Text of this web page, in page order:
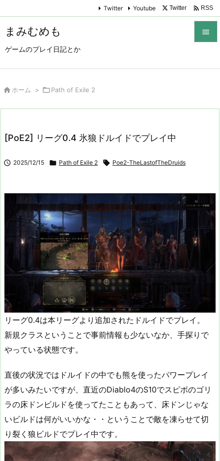
まみむめも
ゲームのプレイ日記とか

Twitter Youtube Twitter  RSS
 ホーム > Path of Exile 2
[PoE2] リーグ0.4 氷狼ドルイドでプレイ中
 2025/12/15  Path of Exile 2  Poe2-TheLastofTheDruids
リーグ0.4は本リーグより追加されたドルイドでプレイ。
新規クラスということで事前情報も少ないなか、手探りで
やっている状態です。
直後の状況ではドルイドの中でも熊を使ったパワープレイ
が多いみたいですが、直近のDiablo4のS10でスピボのゴリ
ラの床ドンビルドを使ってたこともあって、床ドンじゃな
いビルドは何がいいかな・・ということで敵を凍らせて切
り裂く狼ビルドでプレイ中です。